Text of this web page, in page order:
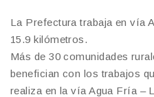
La Prefectura trabaja en vía
15.9 kilómetros.
Más de 30 comunidades
benefician con los trabajos
realiza en la vía Agua Fría –